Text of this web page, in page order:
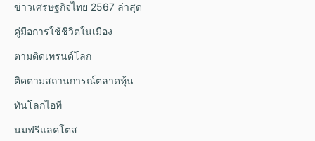
ข่าวเศรษฐกิจไทย 2567 ล่าสุด
คู่มือการใช้ชีวิตในเมือง
ตามติดเทรนด์โลก
ติดตามสถานการณ์ตลาดหุ้น
ทันโลกไอที
นมฟรีแลคโตส